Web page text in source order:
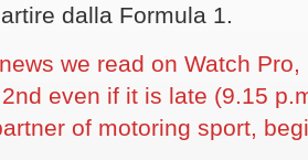
dalla Formula 1.
we read on Watch
even if it is late (9.15
of motoring sport,